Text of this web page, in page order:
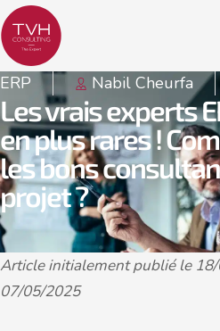
ERP Nabil Cheurfa
Les vrais experts
en plus rares !
les bons
projet ?
Article initialement publié le
07/05/2025